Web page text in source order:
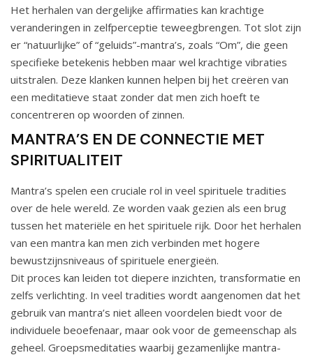
Het herhalen van dergelijke affirmaties kan krachtige
veranderingen in zelfperceptie teweegbrengen. Tot slot zijn
er “natuurlijke” of “geluids”-mantra’s, zoals “Om”, die geen
specifieke betekenis hebben maar wel krachtige vibraties
uitstralen. Deze klanken kunnen helpen bij het creëren van
een meditatieve staat zonder dat men zich hoeft te
concentreren op woorden of zinnen.
MANTRA’S EN DE CONNECTIE MET
SPIRITUALITEIT
Mantra’s spelen een cruciale rol in veel spirituele tradities
over de hele wereld. Ze worden vaak gezien als een brug
tussen het materiële en het spirituele rijk. Door het herhalen
van een mantra kan men zich verbinden met hogere
bewustzijnsniveaus of spirituele energieën.
Dit proces kan leiden tot diepere inzichten, transformatie en
zelfs verlichting. In veel tradities wordt aangenomen dat het
gebruik van mantra’s niet alleen voordelen biedt voor de
individuele beoefenaar, maar ook voor de gemeenschap als
geheel. Groepsmeditaties waarbij gezamenlijke mantra-